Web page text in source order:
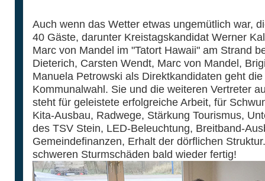
Auch wenn das Wetter etwas ungemütlich war,
40 Gäste, darunter Kreistagskandidat Werner
Marc von Mandel im "Tatort Hawaii" am Strand
Dieterich, Carsten Wendt, Marc von Mandel,
Manuela Petrowski als Direktkandidaten geht
Kommunalwahl. Sie und die weiteren Vertreter
steht für geleistete erfolgreiche Arbeit, für
Kita-Ausbau, Radwege, Stärkung Tourismus,
des TSV Stein, LED-Beleuchtung, Breitband-
Gemeindefinanzen, Erhalt der dörflichen
schweren Sturmschäden bald wieder fertig!